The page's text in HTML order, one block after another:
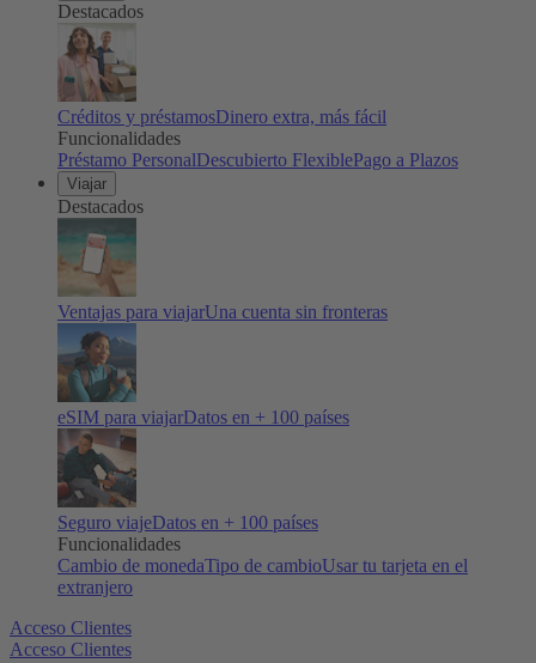
Destacados
Créditos y préstamosDinero extra, más fácil
Funcionalidades
Préstamo PersonalDescubierto FlexiblePago a Plazos
Viajar
Destacados
Ventajas para viajarUna cuenta sin fronteras
eSIM para viajarDatos en + 100 países
Seguro viajeDatos en + 100 países
Funcionalidades
Cambio de monedaTipo de cambioUsar tu tarjeta en el
extranjero
Acceso Clientes
Acceso Clientes